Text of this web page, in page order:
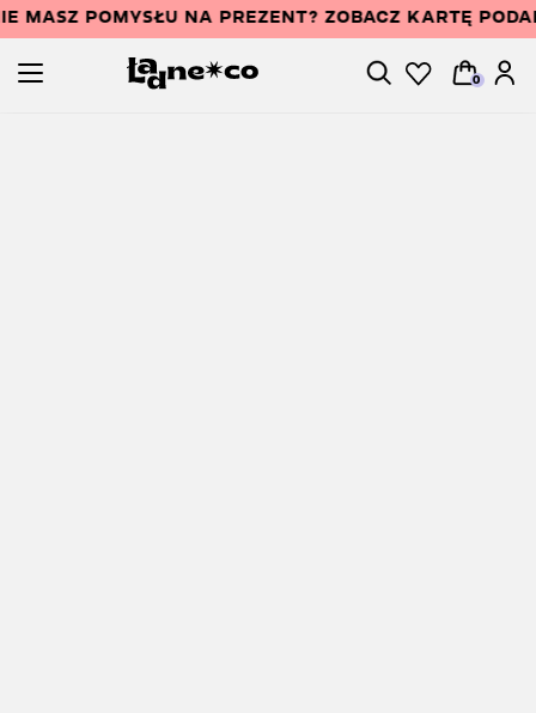
MASZ POMYSŁU NA PREZENT? ZOBACZ KARTĘ
0